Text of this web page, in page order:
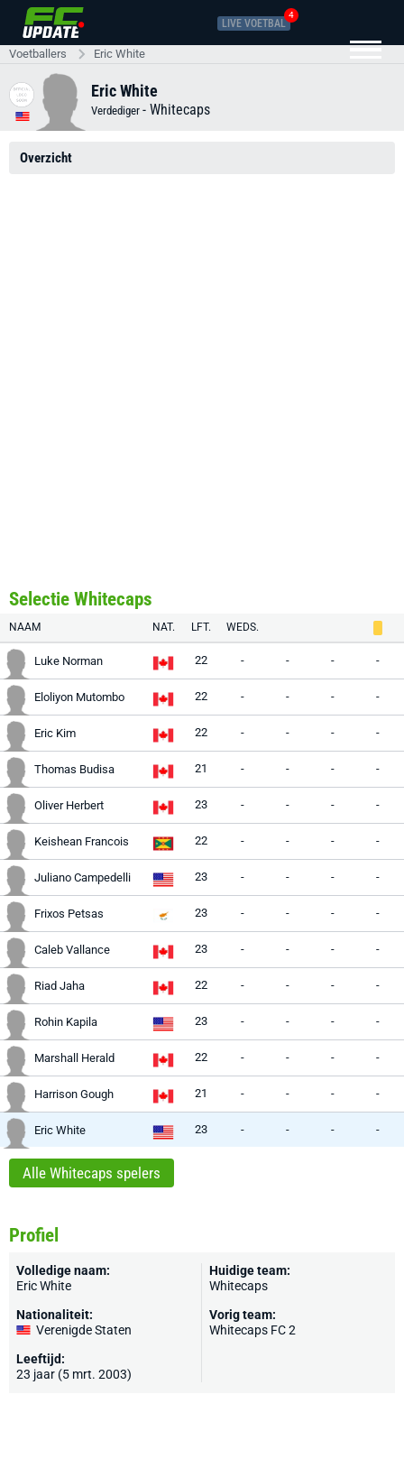
LIVE VOETBAL
4
Voetballers Eric White
Eric White
Verdediger - Whitecaps
Overzicht
Selectie Whitecaps
NAAM NAT. LFT. WEDS.
Luke Norman 22 - - - -
Eloliyon Mutombo 22 - - - -
Eric Kim 22 - - - -
Thomas Budisa 21 - - - -
Oliver Herbert 23 - - - -
Keishean Francois 22 - - - -
Juliano Campedelli 23 - - - -
Frixos Petsas 23 - - - -
Caleb Vallance 23 - - - -
Riad Jaha 22 - - - -
Rohin Kapila 23 - - - -
Marshall Herald 22 - - - -
Harrison Gough 21 - - - -
Eric White 23 - - - -
Alle Whitecaps spelers
Profiel
Volledige naam:
Eric White
Nationaliteit:
Verenigde Staten
Leeftijd:
23 jaar (5 mrt. 2003)
Huidige team:
Whitecaps
Vorig team:
Whitecaps FC 2